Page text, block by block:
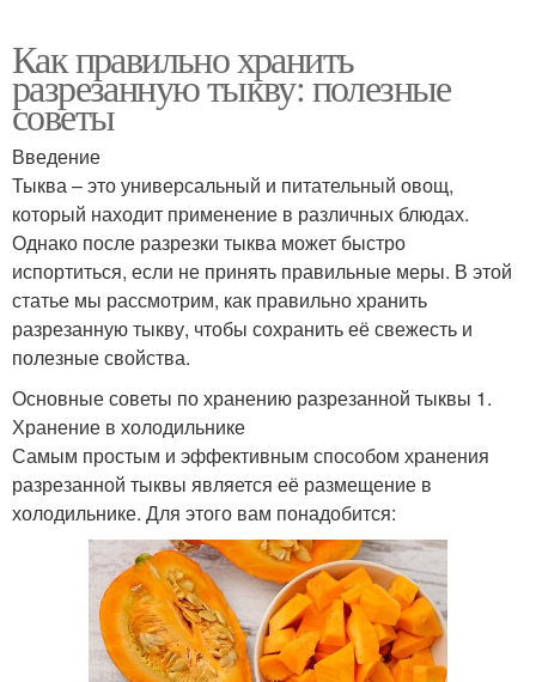
Как правильно хранить
разрезанную тыкву: полезные
советы
Введение
Тыква – это универсальный и питательный овощ,
который находит применение в различных блюдах.
Однако после разрезки тыква может быстро
испортиться, если не принять правильные меры. В этой
статье мы рассмотрим, как правильно хранить
разрезанную тыкву, чтобы сохранить её свежесть и
полезные свойства.
Основные советы по хранению разрезанной тыквы 1.
Хранение в холодильнике
Самым простым и эффективным способом хранения
разрезанной тыквы является её размещение в
холодильнике. Для этого вам понадобится: